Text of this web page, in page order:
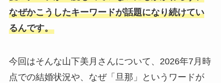
なぜかこうしたキーワードが話題になり続けてい
るんです。
今回はそんな山下美月さんについて、2026年7月時
点での結婚状況や、なぜ「旦那」というワードが